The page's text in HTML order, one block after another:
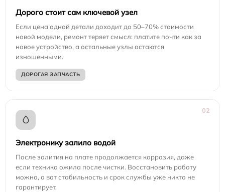
Дорого стоит сам ключевой узел
Если цена одной детали доходит до 50–70% стоимости
новой модели, ремонт теряет смысл: платите почти как за
новое устройство, а остальные узлы остаются
изношенными.
ДОРОГАЯ ЗАПЧАСТЬ
02
Электронику залило водой
После залития на плате продолжается коррозия, даже
если техника ожила после чистки. Восстановить работу
можно, а вот стабильность и срок службы уже никто не
гарантирует.